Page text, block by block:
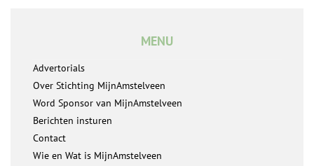
MENU
Advertorials
Over Stichting MijnAmstelveen
Word Sponsor van MijnAmstelveen
Berichten insturen
Contact
Wie en Wat is MijnAmstelveen